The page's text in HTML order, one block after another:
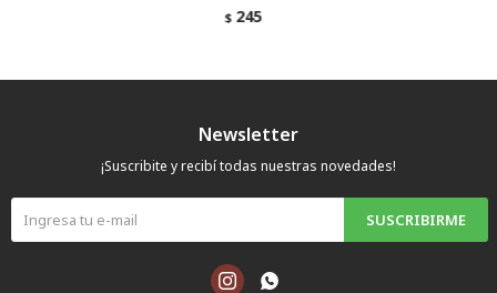
$ 245
Newsletter
¡Suscribite y recibí todas nuestras novedades!
SUSCRIBIRME
 